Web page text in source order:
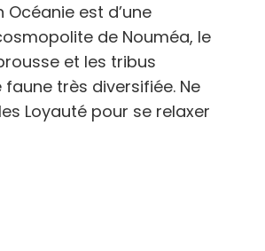
est d’une
de Nouméa, le
et les tribus
très diversifiée. Ne
Loyauté pour se relaxer